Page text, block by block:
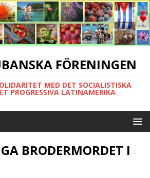
FÖRENINGEN
MED DET SOCIALISTISKA
PROGRESSIVA LATINAMERIKA
BRODERMORDET I